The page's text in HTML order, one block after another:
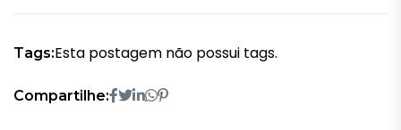
Tags:Esta postagem não possui tags.
Compartilhe: